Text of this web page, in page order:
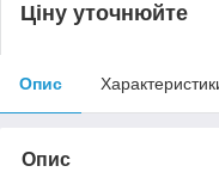
Ціну уточнюйте
Опис
Опис